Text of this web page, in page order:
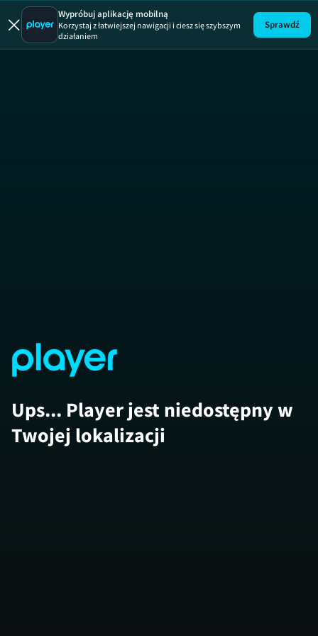
8 mila Absolwent Algorytm życia
Wypróbuj aplikację mobilną
Korzystaj z łatwiejszej nawigacji i ciesz się szybszym
działaniem
Sprawdź
Ups... Player jest niedostępny w
Twojej lokalizacji